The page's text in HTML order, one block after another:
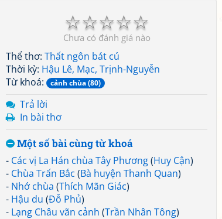
☆
☆
☆
☆
☆
Chưa có đánh giá nào
Thể thơ: Thất ngôn bát cú
Thời kỳ: Hậu Lê, Mạc, Trịnh-Nguyễn
Từ khoá:
cảnh chùa (80)
Trả lời
In bài thơ
Một số bài cùng từ khoá
- Các vị La Hán chùa Tây Phương(Huy Cận)
- Chùa Trấn Bắc (Bà huyện Thanh Quan)
- Nhớ chùa (Thích Mãn Giác)
- Hậu du (Đỗ Phủ)
- Lạng Châu vãn cảnh (Trần Nhân Tông)